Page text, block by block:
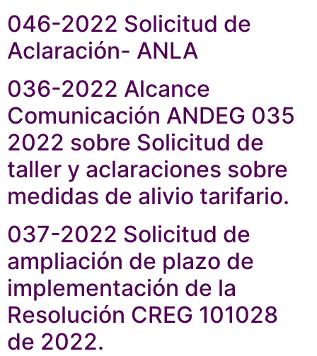
046-2022 Solicitud de
Aclaración- ANLA
036-2022 Alcance
Comunicación ANDEG 035
2022 sobre Solicitud de
taller y aclaraciones sobre
medidas de alivio tarifario.
037-2022 Solicitud de
ampliación de plazo de
implementación de la
Resolución CREG 101028
de 2022.